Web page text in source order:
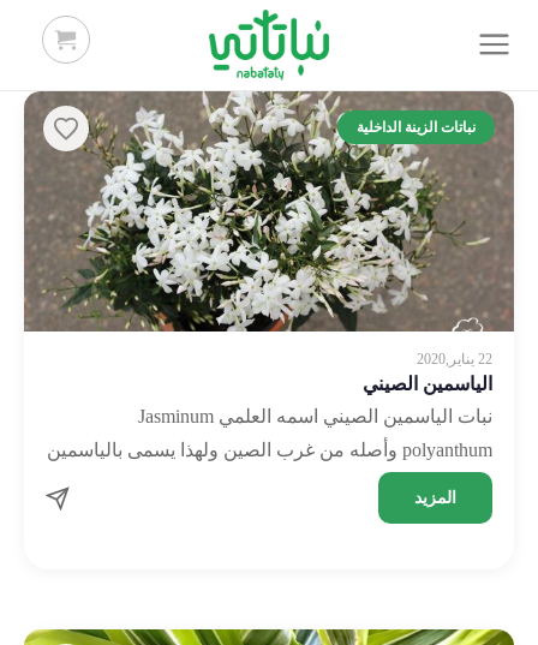
نباتات الزينة الداخلية
22 يناير,2020
الياسمين الصيني
نبات الياسمين الصيني اسمه العلمي Jasminum
polyanthum وأصله من غرب الصين ولهذا يسمى بالياسمين
الصيني. يعتبر من النباتات الداخلية ذات الأزهار العديدة
البيضاء والرائحة العطرة …
المزيد